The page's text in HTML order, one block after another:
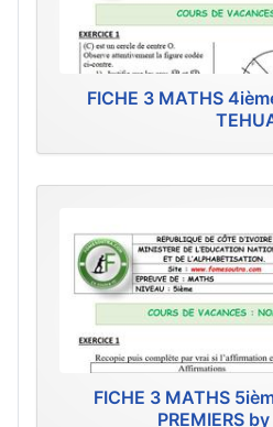
FICHE 3 MATHS
FICHE 3 MATHS
PREMIERS